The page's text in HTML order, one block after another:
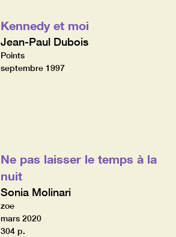
Kennedy et moi
Jean-Paul Dubois
Points
septembre 1997
Ne pas laisser le temps à la
nuit
Sonia Molinari
zoe
mars 2020
304 p.